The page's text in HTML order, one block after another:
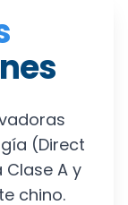
(Direct
A y
chino.